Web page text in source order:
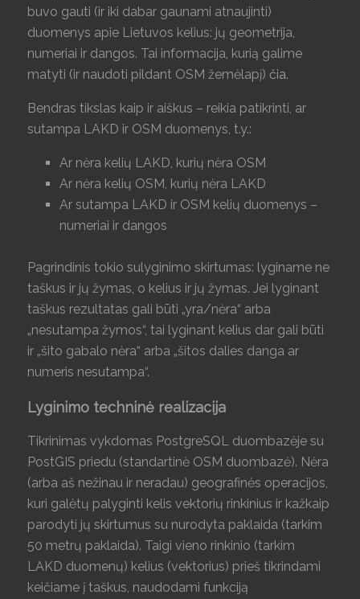
buvo gauti (ir iki dabar gaunami atnaujinti)
duomenys apie Lietuvos kelius: jų geometrija,
numeriai ir dangos. Tai informacija, kurią galime
matyti (ir naudoti pildant OSM žemėlapį)čia.
Bendras tikslas kaip ir aiškus – reikia patikrinti, ar
sutampa LAKD ir OSM duomenys, t.y.:
Ar nėra kelių LAKD, kurių nėra OSM
Ar nėra kelių OSM, kurių nėra LAKD
Ar sutampa LAKD ir OSM kelių duomenys –
numeriai ir dangos
Pagrindinis tokio sulyginimo skirtumas: lyginame ne
taškus ir jų žymas, o kelius ir jų žymas. Jei lyginant
taškus rezultatas gali būti „yra/nėra“ arba
„nesutampa žymos“, tai lyginant kelius dar gali būti
ir „šito gabalo nėra“ arba „šitos dalies danga ar
numeris nesutampa“.
Lyginimo techninė realizacija
Tikrinimas vykdomas PostgreSQL duombazėje su
PostGIS priedu (standartinė OSM duombazė). Nėra
(arba aš nežinau ir neradau) geografinės operacijos,
kuri galėtų palyginti kelis vektorių rinkinius ir kažkaip
parodyti jų skirtumus su nurodyta paklaida (tarkim
50 metrų paklaida). Taigi vieno rinkinio (tarkim
LAKD duomenų) kelius (vektorius) prieš tikrindami
keičiame į taškus, naudodami funkciją